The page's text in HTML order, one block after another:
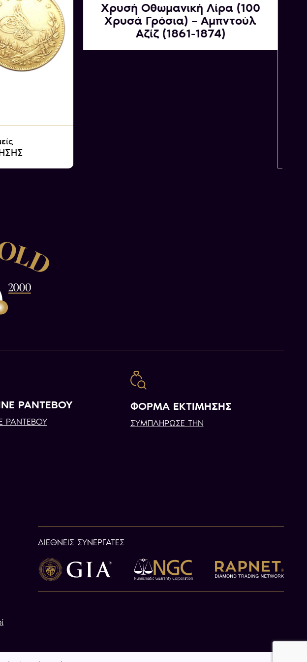
Χρυσή Οθωμανική Λίρα (100
Χρυσά Γρόσια) – Αμπντούλ
Αζίζ (1861-1874)
ΡΑΝΤΕΒΟΥ
ΡΑΝΤΕΒΟΥ
ΦΟΡΜΑ ΕΚΤΙΜΗΣΗΣ
ΣΥΜΠΛΗΡΩΣΕ ΤΗΝ
ΔΙΕΘΝΕΙΣ ΣΥΝΕΡΓΑΤΕΣ